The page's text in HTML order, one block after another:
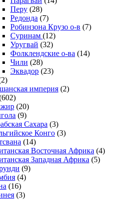
Перу (28)
Редонда (7)
Робинзона Крузо о-в (7)
Суринам (12)
Уругвай (32)
Фолклендские о-ва (14)
Чили (28)
Эквадор (23)
империя (2)
(20)
(9)
Сахара (3)
Конго (3)
(14)
Восточная Африка (4)
Западная Африка (5)
(9)
(4)
(16)
(3)